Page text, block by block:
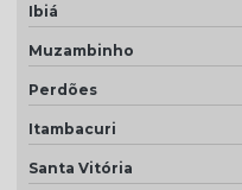
Ibiá
Muzambinho
Perdões
Itambacuri
Santa Vitória